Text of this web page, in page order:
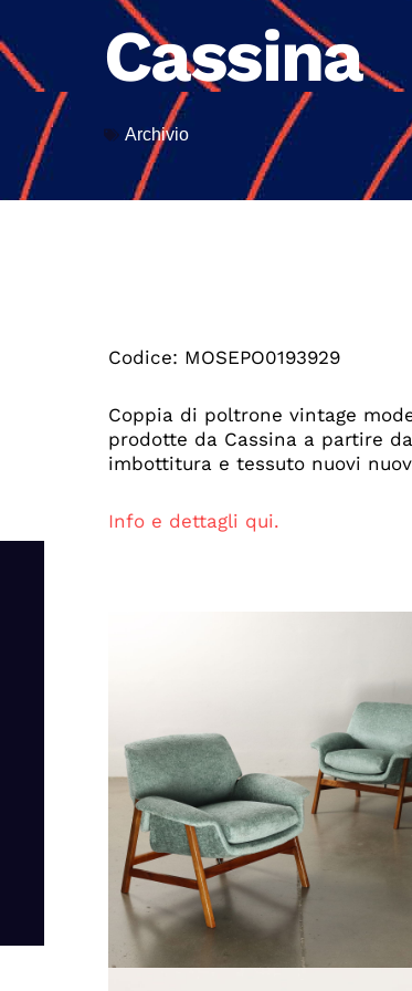
Cassina
Archivio
Codice: MOSEPO0193929
Coppia di poltrone vintage
prodotte da Cassina a partire
imbottitura e tessuto nuovi
Info e dettagli qui.